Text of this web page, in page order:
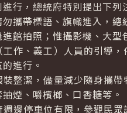
，總統府特別提出下列
帶標語、旗幟進入，總
拍照；惟攝影機、大型
、義工）人員的引導，
進行。
潔，儘量減少隨身攜帶
煙、嚼檳榔、口香糖等。
停車位有限，參觀民眾